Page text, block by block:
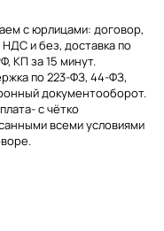
с юрлицами: договор,
НДС и без, доставка по
КП за 15 минут.
по 223-ФЗ, 44-ФЗ,
документооборот.
с чётко
всеми условиями